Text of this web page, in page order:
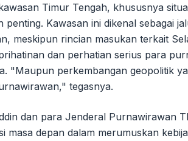
Timur Tengah, khususnya
Kawasan ini dikenal sebagai
meskipun rincian masukan terkait
dan perhatian serius para
"Maupun perkembangan geopolitik
tegasnya.
dan para Jenderal Purnawirawan
masa depan dalam merumuskan